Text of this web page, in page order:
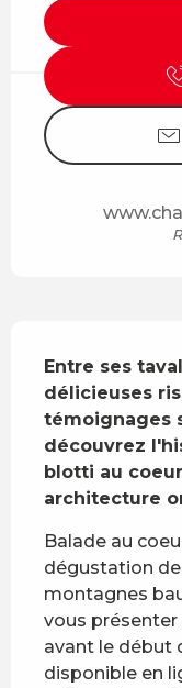
Entre ses
délicieuses
témoignages
découvrez
blotti au
architecture
Balade au
dégustation
montagnes
vous présenter
avant le début
disponible en